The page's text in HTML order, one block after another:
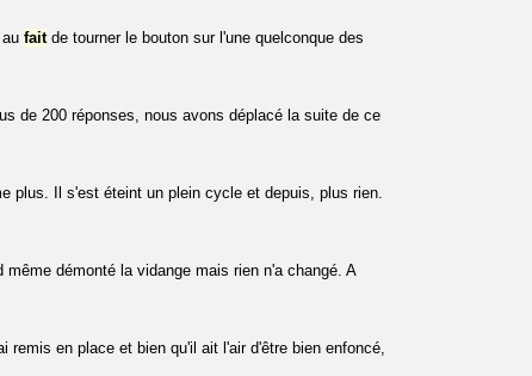
faitde tourner le bouton sur l'une quelconque des
de 200 réponses, nous avons déplacé la suite de ce
plus. Il s'est éteint un plein cycle et depuis, plus rien.
démonté la vidange mais rien n'a changé. A
remis en place et bien qu'il ait l'air d'être bien enfoncé,